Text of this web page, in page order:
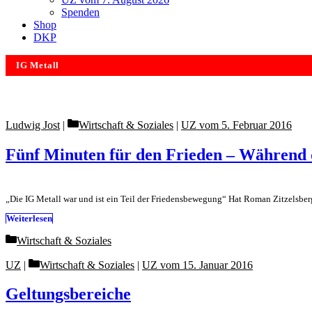
Spenden
Shop
DKP
IG Metall
Fünf Minuten für den Frieden – Während
Ludwig Jost Categories
Wirtschaft & Soziales | UZ vom 5. Februar 2016
„Die IG Metall war und ist ein Teil der Friedensbewegung“ Hat Roman
Weiterlesen
Categories
Wirtschaft & Soziales
Geltungsbereiche
UZ Categories
Wirtschaft & Soziales | UZ vom 15. Januar 2016